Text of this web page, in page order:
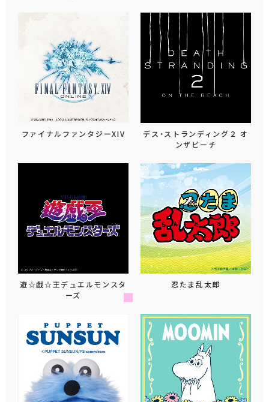
ファイナルファンタジーXIV
デス・ストランディング２ オ
ンザビーチ
遊☆戯☆王デュエルモンスタ
ーズ
忍たま乱太郎